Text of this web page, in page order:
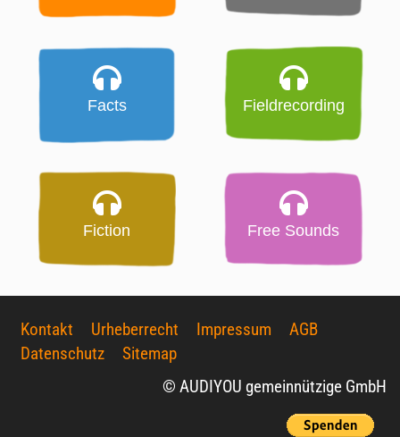
Facts Fieldrecording
Fiction Free Sounds
Kontakt Urheberrecht Impressum
AGB
Datenschutz
Sitemap
© AUDIYOU gemeinnützige GmbH